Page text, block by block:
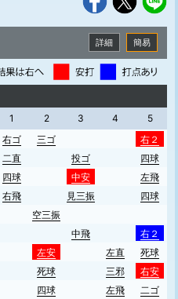
簡易
詳細
1 2 3 4
5
右ゴ 三ゴ 右２
二直 投ゴ 四球
四球 中安 左飛
右飛 見三振
四球
空三振
中飛
右２
左安 左直
死球
死球 三邪
右安
四球 左飛
二ゴ